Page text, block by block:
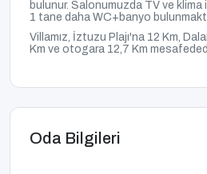
bulunur. Salonumuzda TV ve klima
1 tane daha WC+banyo
Villamız, İztuzu Plajı'na 12 Km,
Km ve otogara 12,7 Km
Oda Bilgileri